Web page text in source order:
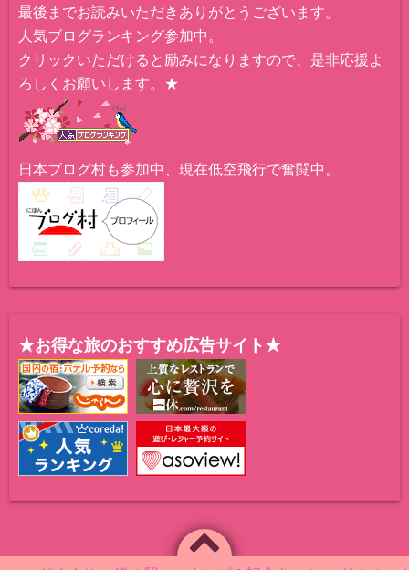
最後までお読みいただきありがとうございます。
人気ブログランキング参加中。
クリックいただけると励みになりますので、是非応援よ
ろしくお願いします。★
日本ブログ村も参加中、現在低空飛行で奮闘中。
★お得な旅のおすすめ広告サイト★